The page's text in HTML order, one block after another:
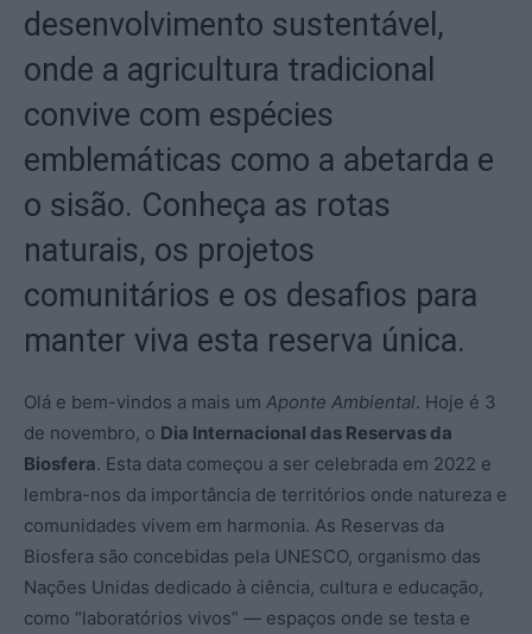
desenvolvimento sustentável,
onde a agricultura tradicional
convive com espécies
emblemáticas como a abetarda e
o sisão. Conheça as rotas
naturais, os projetos
comunitários e os desafios para
manter viva esta reserva única.
Olá e bem-vindos a mais um Aponte Ambiental. Hoje é 3
de novembro, o Dia Internacional das Reservas da
Biosfera. Esta data começou a ser celebrada em 2022 e
lembra-nos da importância de territórios onde natureza e
comunidades vivem em harmonia. As Reservas da
Biosfera são concebidas pela UNESCO, organismo das
Nações Unidas dedicado à ciência, cultura e educação,
como “laboratórios vivos” — espaços onde se testa e